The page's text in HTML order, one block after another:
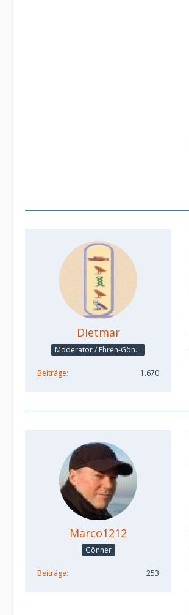
Dietmar
Moderator / Ehren-Gönner
Beiträge 1.670
Marco1212
Gönner
Beiträge 253